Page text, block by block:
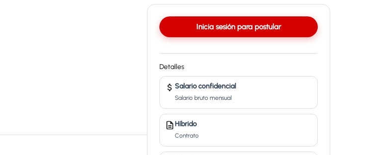
Inicia sesión para postular
Detalles
Salario confidencial
Salario bruto mensual
Híbrido
Contrato